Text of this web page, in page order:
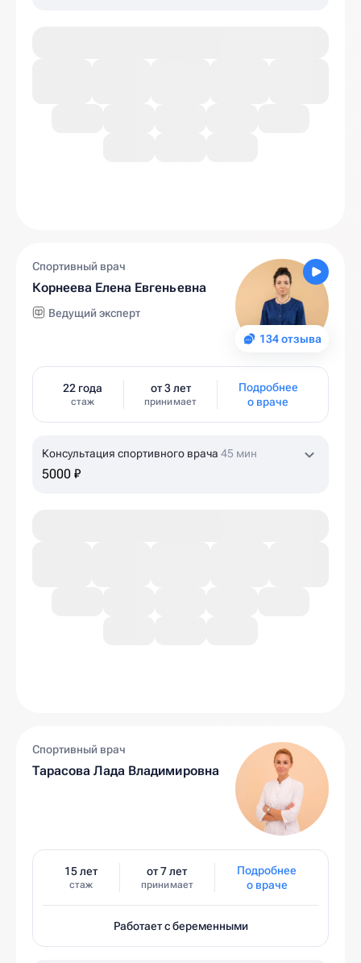
134 отзыва
Спортивный врач
Корнеева Елена Евгеньевна
Ведущий эксперт
22 года
стаж
от 3 лет
принимает
Подробнее
о враче
Консультация спортивного врача 45 мин
5000 ₽
Спортивный врач
Тарасова Лада Владимировна
15 лет
стаж
от 7 лет
принимает
Подробнее
о враче
Работает с беременными